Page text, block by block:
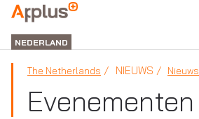
APPLUS+
NEDERLAND
The Netherlands NIEUWS Nieuws
Evenementen